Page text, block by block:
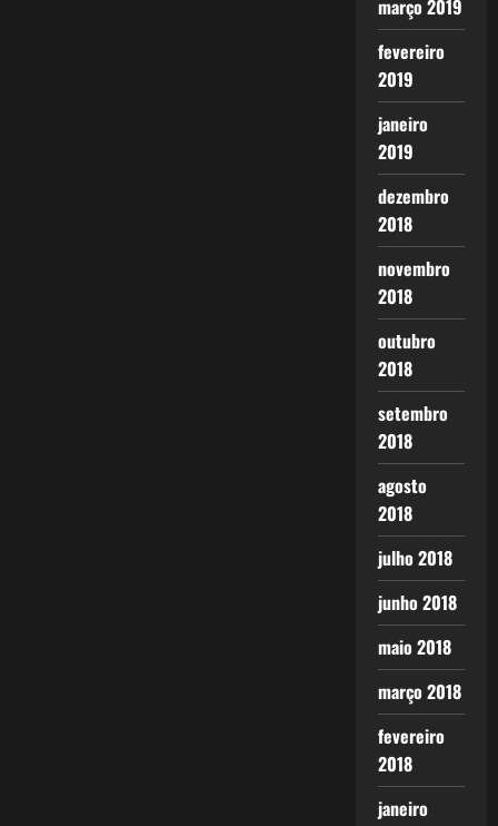
março 2019
fevereiro
2019
janeiro
2019
dezembro
2018
novembro
2018
outubro
2018
setembro
2018
agosto
2018
julho 2018
junho 2018
maio 2018
março 2018
fevereiro
2018
janeiro